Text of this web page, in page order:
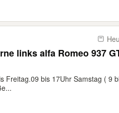
links alfa Romeo 937
Freitag.09 bis 17Uhr Samstag ( 9